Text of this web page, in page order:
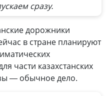
сразу.
дорожники
в стране планируют
части казахстанских
— обычное дело.